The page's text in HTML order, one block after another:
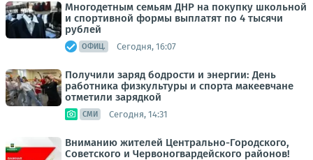
Многодетным семьям ДНР на покупку школьной
и спортивной формы выплатят по 4 тысячи
рублей
ОФИЦ. Сегодня, 16:07
Получили заряд бодрости и энергии: День
работника физкультуры и спорта макеевчане
отметили зарядкой
СМИ Сегодня, 14:31
Вниманию жителей Центрально-Городского,
Советского и Червоногвардейского районов!